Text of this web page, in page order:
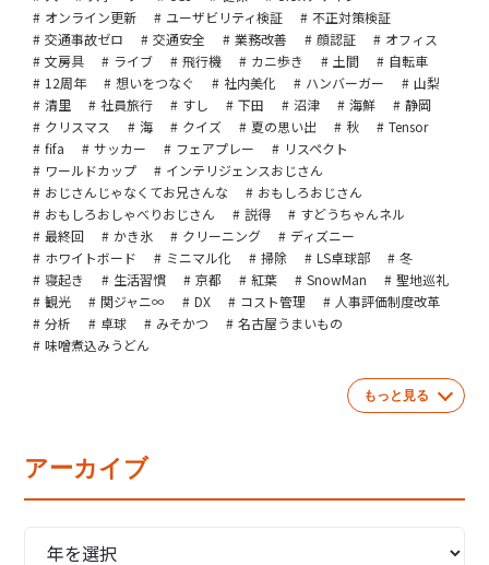
オンライン更新
ユーザビリティ検証
不正対策検証
交通事故ゼロ
交通安全 業務改善 顔認証
オフィス
文房具
ライブ 飛行機 カニ歩き 土間
自転車
12周年
想いをつなぐ 社内美化 ハンバーガー
山梨
清里
社員旅行 すし 下田 沼津 海鮮
静岡
クリスマス
海 クイズ 夏の思い出 秋
Tensor
fifa
サッカー フェアプレー
リスペクト
ワールドカップ
インテリジェンスおじさん
おじさんじゃなくてお兄さんな
おもしろおじさん
おもしろおしゃべりおじさん
説得
すどうちゃんネル
最終回
かき氷 クリーニング
ディズニー
ホワイトボード
ミニマル化 掃除 LS卓球部
冬
寝起き
生活習慣 京都 紅葉 SnowMan
聖地巡礼
観光
関ジャニ∞ DX コスト管理
人事評価制度改革
分析
卓球 みそかつ
名古屋うまいもの
味噌煮込みうどん
もっと見る
アーカイブ